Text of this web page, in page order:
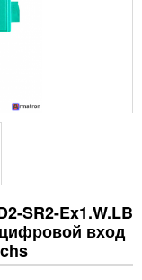
SR2-Ex1.W.LB
вход